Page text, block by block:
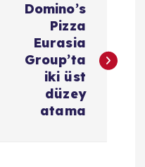
Domino’s
Pizza
Eurasia
Group’ta
iki üst
düzey
atama